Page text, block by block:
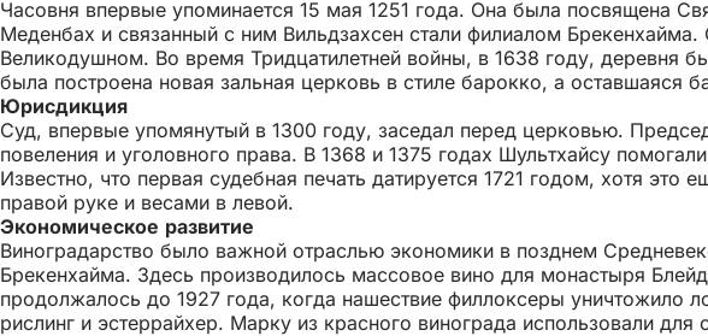
Часовня впервые упоминается 15 мая 1251 года. Она была посвящена
Меденбах и связанный с ним Вильдзахсен стали филиалом
Великодушном. Во время Тридцатилетней войны, в 1638 году,
была построена новая зальная церковь в стиле барокко, а оставшаяся
Юрисдикция
Суд, впервые упомянутый в 1300 году, заседал перед церковью.
повеления и уголовного права. В 1368 и 1375 годах Шультхайсу
Известно, что первая судебная печать датируется 1721 годом, хотя
правой руке и весами в левой.
Экономическое развитие
Виноградарство было важной отраслью экономики в позднем
Брекенхайма. Здесь производилось массовое вино для монастыря
продолжалось до 1927 года, когда нашествие филлоксеры уничтожило
рислинг и эстеррайхер. Марку из красного винограда использовали для